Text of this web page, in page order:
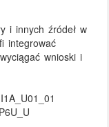
i innych źródeł w
integrować
wnioski i
I1A_U01_01
P6U_U